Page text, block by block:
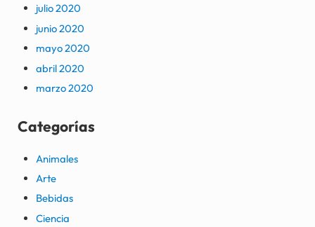
julio 2020
junio 2020
mayo 2020
abril 2020
marzo 2020
Categorías
Animales
Arte
Bebidas
Ciencia